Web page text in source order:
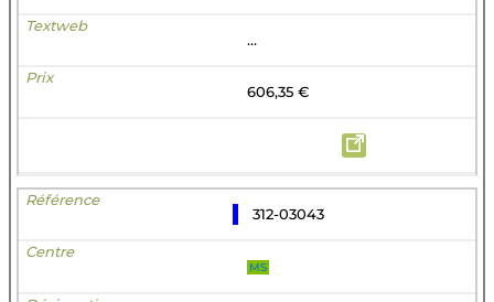
...
606,35 €
312-03043
MS